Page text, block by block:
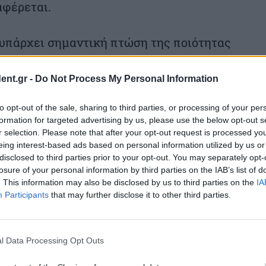
- Do Not Process My Personal Information
opt-out of the sale, sharing to third parties, or processing of your
for targeted advertising by us, please use the below opt-out
selection. Please note that after your opt-out request is processed
interest-based ads based on personal information utilized by us
to third parties prior to your opt-out. You may separately
of your personal information by third parties on the IAB’s list of
This information may also be disclosed by us to third parties on the
Participants that may further disclose it to other third parties.
Data Processing Opt Outs
σημαντική πτώση της ποιότητας
κατάρτισης στη χώρα μας
ψηφιακή κατάρτιση (e-learning)
και να παρέχει ευελιξία στα άτομα έχει
Για το λόγο αυτό, τονίζει η ΓΣΕΒΕΕ,
ελέγχου και υποστήριξης των
Βίου Μάθησης – ΚΔΒΜ) ώστε να
τους αναφορικά με τους
τους εκπαιδευτικούς χώρους και τις
περιορισμός του «πληθωρισμού»
των γνώσεων και δεξιοτήτων